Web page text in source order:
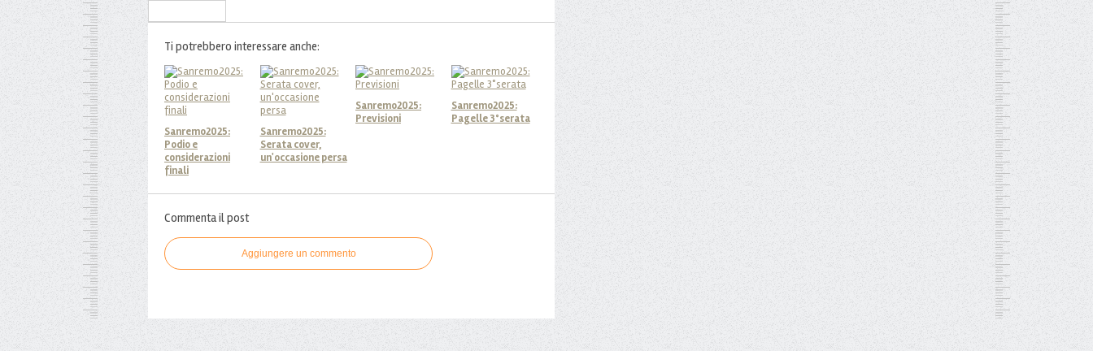
Ti potrebbero interessare anche:
Sanremo2025:
Podio e
considerazioni
finali
Sanremo2025:
Serata cover,
un'occasione persa
Sanremo2025:
Previsioni
Sanremo2025:
Pagelle 3°serata
Commenta il post
Aggiungere un commento